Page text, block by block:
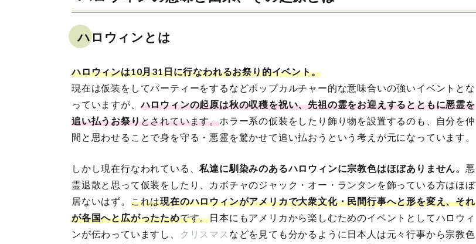
ハロウィンとは
ハロウィンは10月31日に行なわれるお祭り的イベント。
現在は仮装をしてパーティーをするなどポップカルチャー的な意味合いの強いイベントとな
っていますが、 ハロウィンの起原は秋の収穫を祝い、先祖の霊をお迎えするとともに悪霊を
追い払うお祭りとされています。ホラー系の仮装をしたり飾り物を設置するのも、自分を仲
間と思わせることで身を守る・悪霊を驚かせて追い払おうという考えが元になっています。
しかし現在行なわれている、私達に馴染みのあるハロウィンに宗教色はほぼありません。 悪
霊退散と思って仮装をしたり、カボチャのジャック・オー・ランタンを飾っている方はほぼ
居ないはず。 これは現在のハロウィンがアメリカで大衆文化・民間行事へと形を変え、それ
が各国へと広がったためです。日本にもアメリカから楽しむためのイベントとしてハロウィ
ンが伝わっていますし、
クリスマス などを見ても分かるように日本人は元々行事から宗教色